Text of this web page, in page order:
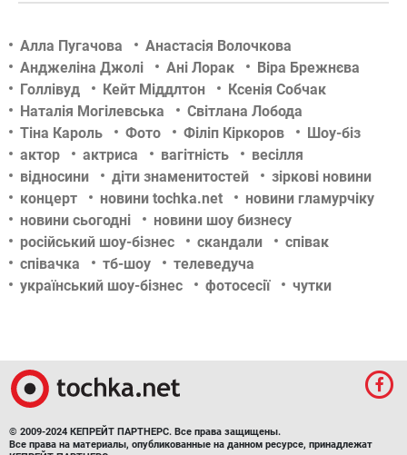
Алла Пугачова
Анастасія Волочкова
Анджеліна Джолі
Ані Лорак
Віра Брежнєва
Голлівуд
Кейт Міддлтон
Ксенія Собчак
Наталія Могілевська
Світлана Лобода
Тіна Кароль
Фото Філіп Кіркоров
Шоу-біз
актор
актриса вагітність
весілля
відносини
діти знаменитостей
зіркові новини
концерт
новини tochka.net
новини гламурчіку
новини сьогодні
новини шоу бизнесу
російський шоу-бізнес
скандали
співак
співачка
тб-шоу
телеведуча
український шоу-бізнес
фотосесії чутки
© 2009-2024 КЕПРЕЙТ ПАРТНЕРС. Все права защищены.
Все права на материалы, опубликованные на данном ресурсе, принадлежат